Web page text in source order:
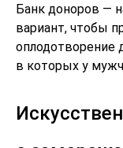
Банк доноров —
вариант, чтобы
оплодотворение
в которых у